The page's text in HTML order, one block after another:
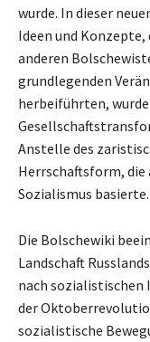
wurde. In dieser
Ideen und Konzepte,
anderen
grundlegenden
herbeiführten,
Anstelle des
Herrschaftsform, die
Sozialismus basierte.
Die Bolschewiki
Landschaft
nach sozialistischen
der
sozialistische